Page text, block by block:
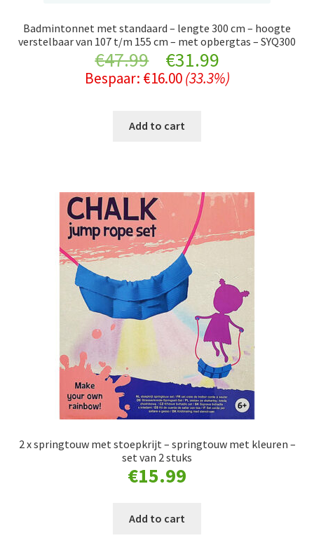
Badmintonnet met standaard – lengte 300 cm – hoogte
verstelbaar van 107 t/m 155 cm – met opbergtas – SYQ300
€47.99
Original
price
was:
€31.99Current
price
Bespaar: €16.00 (33.3%)
Add to cart
2 x springtouw met stoepkrijt – springtouw met kleuren –
set van 2 stuks
€15.99
Add to cart